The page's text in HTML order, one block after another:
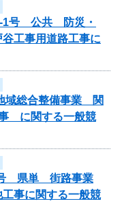
1号 公共 防災・
工事用道路工事に
域総合整備事業 関
に関する一般競
号 県単 街路事業
工事に関する一般競